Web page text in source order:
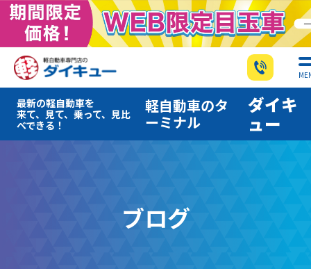
最新の軽自動車を
来て、見て、乗って、見比
べできる！
軽自動車のタ
ーミナル
ダイキ
ュー
ブログ